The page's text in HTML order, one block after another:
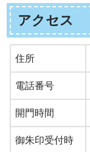
アクセス
住所
電話番号
開門時間
御朱印受付時